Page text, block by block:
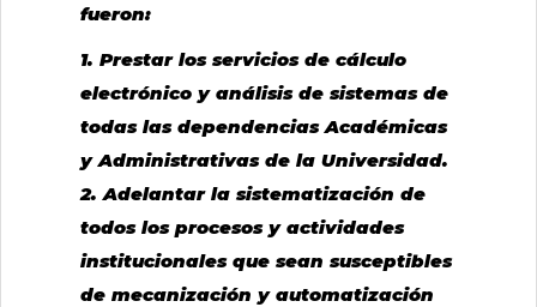
fueron:
1. Prestar los servicios de cálculo
electrónico y análisis de sistemas de
todas las dependencias Académicas
y Administrativas de la Universidad.
2. Adelantar la sistematización de
todos los procesos y actividades
institucionales que sean susceptibles
de mecanización y automatización